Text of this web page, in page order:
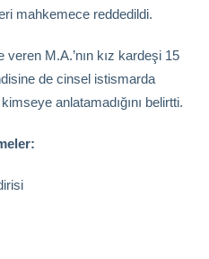
mahkemece reddedildi.
veren M.A.’nın kız kardeşi 15
de cinsel istismarda
anlatamadığını belirtti.